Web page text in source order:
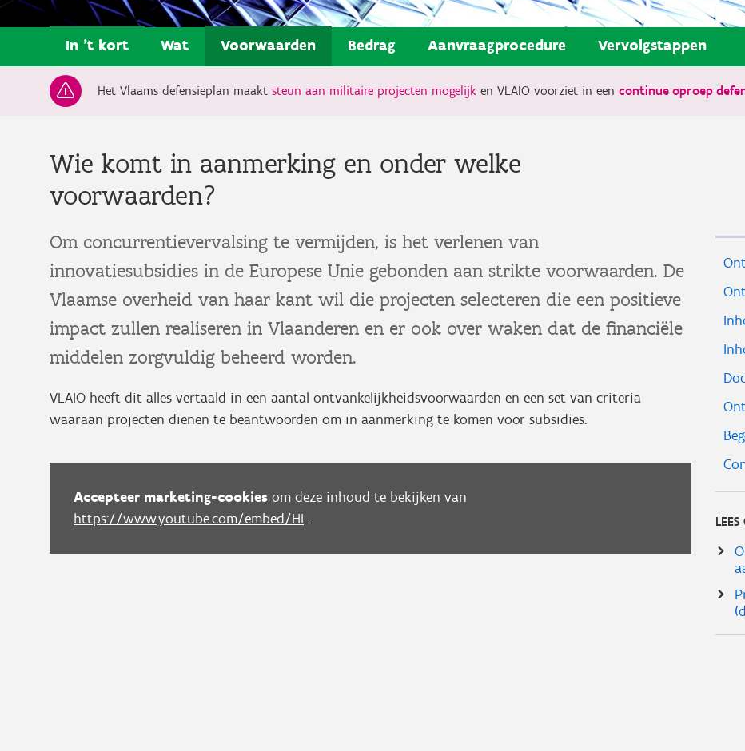
In 't kort Wat Voorwaarden Bedrag Aanvraagprocedure Vervolgstappen
Het Vlaams defensieplan maakt steun aan militaire projecten mogelijk en VLAIO voorziet in een continue oproep
Wie komt in aanmerking en onder welke
voorwaarden?
Om concurrentievervalsing te vermijden, is het verlenen van
innovatiesubsidies in de Europese Unie gebonden aan strikte voorwaarden. De
Vlaamse overheid van haar kant wil die projecten selecteren die een positieve
impact zullen realiseren in Vlaanderen en er ook over waken dat de financiële
middelen zorgvuldig beheerd worden.
VLAIO heeft dit alles vertaald in een aantal ontvankelijkheidsvoorwaarden en een set van criteria
waaraan projecten dienen te beantwoorden om in aanmerking te komen voor subsidies.
Accepteer marketing-cookies om deze inhoud te bekijken van
https://www.youtube.com/embed/HIQZ5qToT_0?autoplay=0&start=0&rel=0